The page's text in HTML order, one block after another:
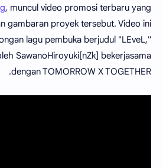
, muncul video promosi terbaru yang
gambaran proyek tersebut. Video ini
lagu pembuka berjudul "LEveL,"
SawanoHiroyuki[nZk] bekerjasama
dengan TOMORROW X TOGETHER.